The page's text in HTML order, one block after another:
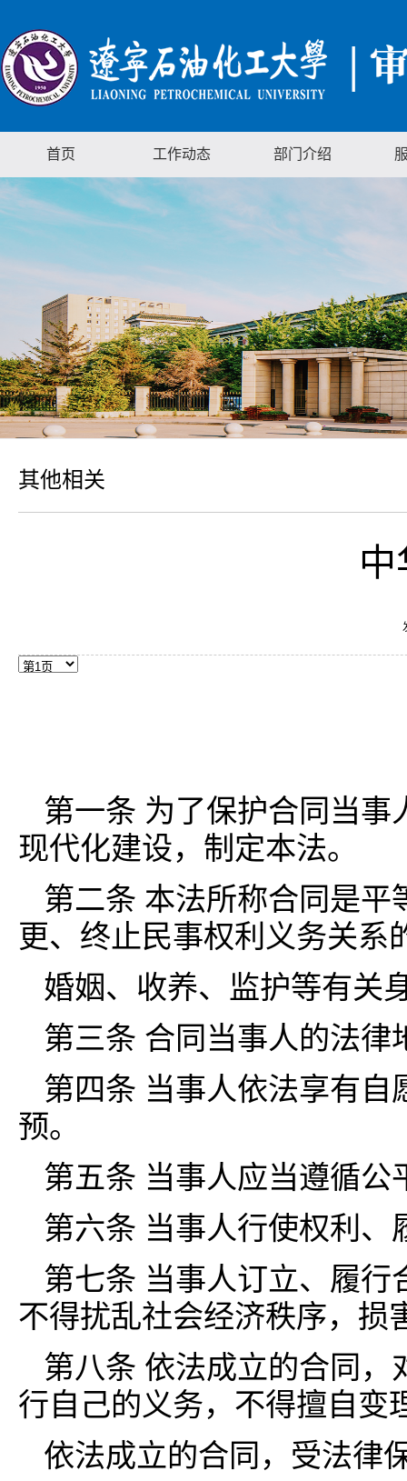
首页 工作动态 部门介绍
其他相关
第一条 为了保护合同当
现代化建设，制定本法。
第二条 本法所称合同是
更、终止民事权利义务关系
婚姻、收养、监护等有关
第三条 合同当事人的法
第四条 当事人依法享有
预。
第五条 当事人应当遵循公
第六条 当事人行使权利、
第七条 当事人订立、履
不得扰乱社会经济秩序，损
第八条 依法成立的合同
行自己的义务，不得擅自变
依法成立的合同，受法律